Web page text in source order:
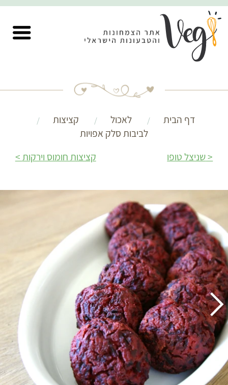
דף הבית לאכול
קציצות
לביבות סלק אפויות
שניצל טופו
קציצות חומוס וירקות